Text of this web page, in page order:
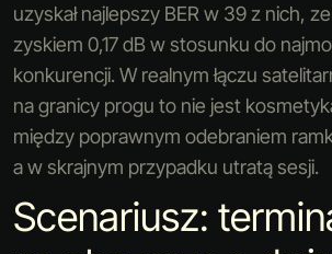
uzyskał najlepszy BER w 39 z nich,
zyskiem 0,17 dB w stosunku do
konkurencji. W realnym łączu
na granicy progu to nie jest
między poprawnym odebraniem
a w skrajnym przypadku utratą sesji.
Scenariusz: